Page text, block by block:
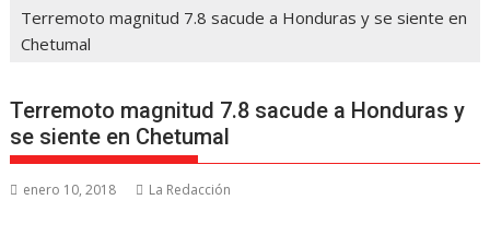
Terremoto magnitud 7.8 sacude a Honduras y se siente en
Chetumal
Terremoto magnitud 7.8 sacude a Honduras y
se siente en Chetumal
enero 10, 2018 La Redacción